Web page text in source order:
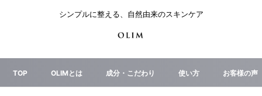
シンプルに整える、自然由来のスキンケア
TOP OLIMとは 成分・こだわり 使い方 お客様の声